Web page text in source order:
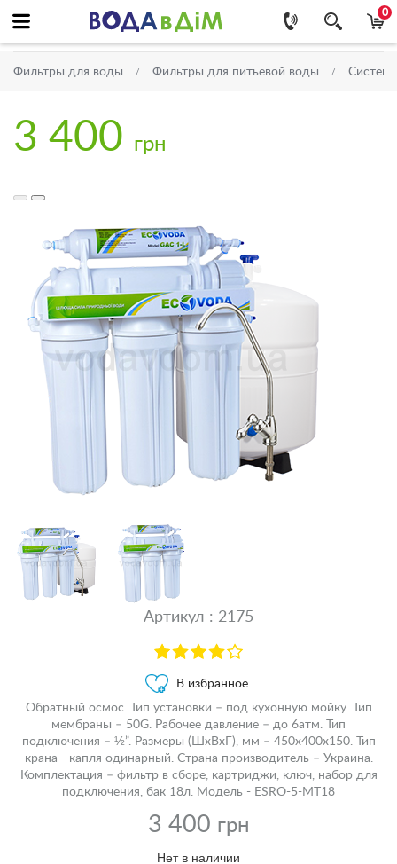
0
Фильтры для воды Фильтры для питьевой воды
3 400 грн
Артикул : 2175
В избранное
Обратный осмос. Тип установки – под кухонную мойку. Тип
мембраны – 50G. Рабочее давление – до 6атм. Тип
подключения – ½”. Размеры (ШхВхГ), мм – 450х400х150. Тип
крана - капля одинарный. Страна производитель – Украина.
Комплектация – фильтр в сборе, картриджи, ключ, набор для
подключения, бак 18л. Модель - ESRO-5-MT18
3 400 грн
Нет в наличии